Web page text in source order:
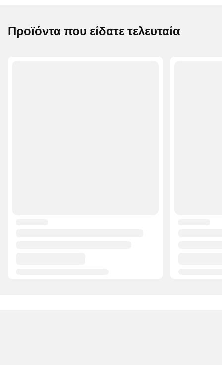
Προϊόντα που είδατε τελευταία